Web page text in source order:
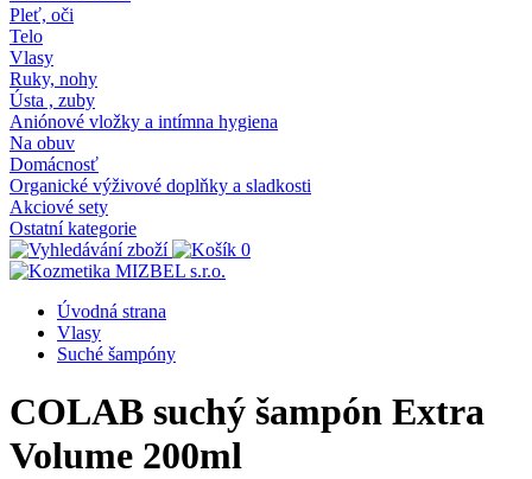
Pleť, oči
Telo
Vlasy
Ruky, nohy
Ústa , zuby
Aniónové vložky a intímna hygiena
Na obuv
Domácnosť
Organické výživové doplňky a sladkosti
Akciové sety
Ostatní kategorie
0
Úvodná strana
Vlasy
Suché šampóny
COLAB suchý šampón Extra
Volume 200ml